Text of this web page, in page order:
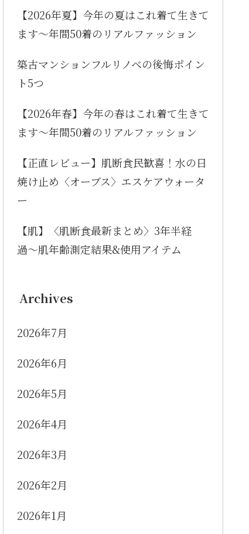
【2026年夏】今年の夏はこれ着て生きて
ます〜年間50着のリアルファッション
築古マンションフルリノベの後悔ポイン
ト5つ
【2026年春】今年の春はこれ着て生きて
ます〜年間50着のリアルファッション
【正直レビュー】肌断食民歓喜！水の日
焼け止め〈オーブス〉エスケアウォータ
ー
【肌】〈肌断食最新まとめ〉3年半経
過〜肌年齢測定結果&使用アイテム
Archives
2026年7月
2026年6月
2026年5月
2026年4月
2026年3月
2026年2月
2026年1月